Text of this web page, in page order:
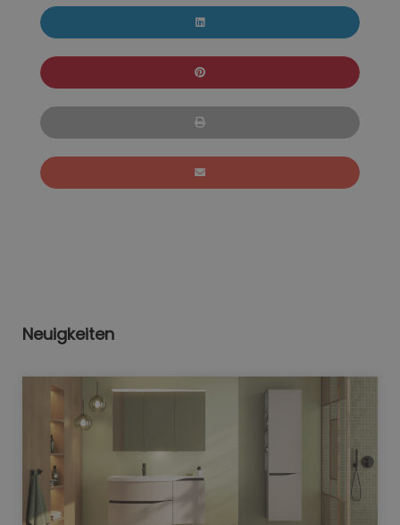
Neuigkeiten